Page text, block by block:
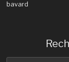
bavard